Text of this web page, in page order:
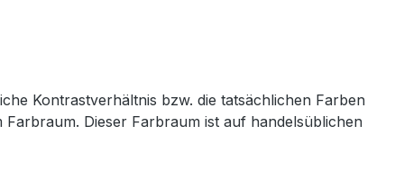
Kontrastverhältnis bzw. die tatsächlichen Farben
Dieser Farbraum ist auf handelsüblichen